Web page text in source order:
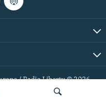
/ Radio Liberty © 2026